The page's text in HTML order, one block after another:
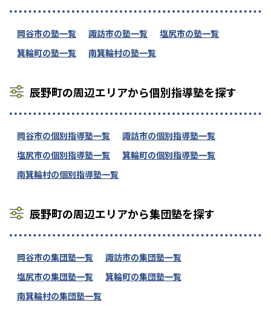
岡谷市の塾一覧 諏訪市の塾一覧
塩尻市の塾一覧
箕輪町の塾一覧
南箕輪村の塾一覧
辰野町の周辺エリアから個別指導塾を探す
岡谷市の個別指導塾一覧
諏訪市の個別指導塾一覧
塩尻市の個別指導塾一覧
箕輪町の個別指導塾一覧
南箕輪村の個別指導塾一覧
辰野町の周辺エリアから集団塾を探す
岡谷市の集団塾一覧
諏訪市の集団塾一覧
塩尻市の集団塾一覧
箕輪町の集団塾一覧
南箕輪村の集団塾一覧